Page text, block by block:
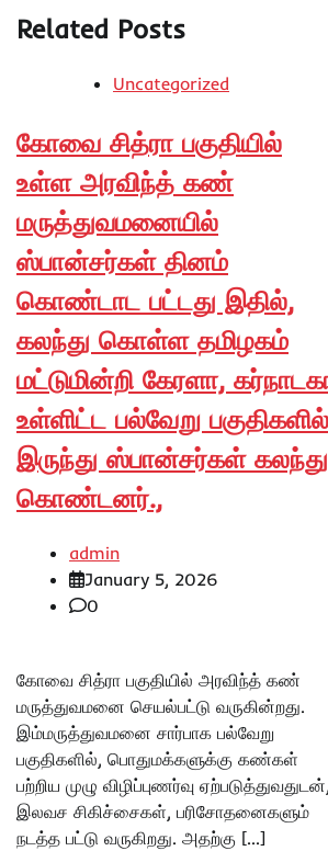
Related Posts
Uncategorized
கோவை சித்ரா பகுதியில்
உள்ள அரவிந்த் கண்
மருத்துவமனையில்
ஸ்பான்சர்கள் தினம்
கொண்டாட பட்டது இதில்,
கலந்து கொள்ள தமிழகம்
மட்டுமின்றி கேரளா,
உள்ளிட்ட பல்வேறு பகுதிகளில்
இருந்து ஸ்பான்சர்கள் கலந்து
கொண்டனர்.,
admin
January 5, 2026
0
கோவை சித்ரா பகுதியில் அரவிந்த் கண்
மருத்துவமனை செயல்பட்டு வருகின்றது.
இம்மருத்துவமனை சார்பாக பல்வேறு
பகுதிகளில், பொதுமக்களுக்கு கண்கள்
பற்றிய முழு விழிப்புணர்வு ஏற்படுத்துவதுடன்,
இலவச சிகிச்சைகள், பரிசோதனைகளும்
நடத்த பட்டு வருகிறது. அதற்கு […]